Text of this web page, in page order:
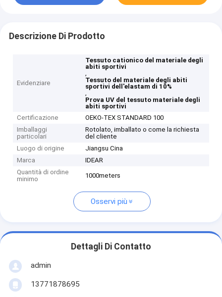
Descrizione Di Prodotto
Evidenziare
Tessuto cationico del materiale degli
abiti sportivi
,
Tessuto del materiale degli abiti
sportivi dell'elastam di 10%
,
Prova UV del tessuto materiale degli
abiti sportivi
Certificazione
OEKO-TEX STANDARD 100
Imballaggi
particolari
Rotolato, imballato o come la richiesta
del cliente
Luogo di origine
Jiangsu Cina
Marca
IDEAR
Quantità di ordine
minimo
1000meters
Osservi più
Dettagli Di Contatto
admin
13771878695